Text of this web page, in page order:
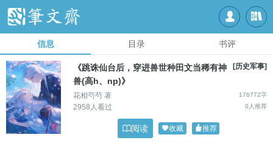
 
信息 目录 书评
[历史军事]
《跳诛仙台后，穿进兽世种田文当稀有神
兽(高h、np)》
176772字
花相芍芍 著
0人推荐
2958人看过
阅读 收藏 推荐